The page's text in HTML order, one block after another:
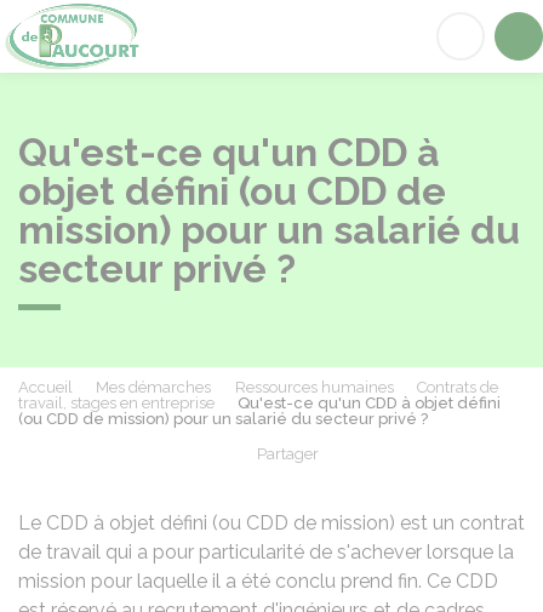
Qu'est-ce qu'un CDD à
objet défini (ou CDD de
mission) pour un salarié du
secteur privé ?
Accueil Mes démarches Ressources humaines
Contrats de
travail, stages en entreprise
Qu'est-ce qu'un CDD à objet défini
(ou CDD de mission) pour un salarié du secteur privé ?
Partager
Le CDD à objet défini (ou CDD de mission) est un contrat
de travail qui a pour particularité de s'achever lorsque la
mission pour laquelle il a été conclu prend fin. Ce CDD